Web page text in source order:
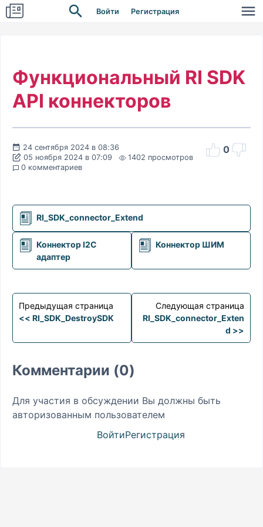
Войти Регистрация
Функциональный RI SDK
API коннекторов
24 сентября 2024 в 08:36
05 ноября 2024 в 07:09
1402 просмотров
0 комментариев
0
RI_SDK_connector_Extend
Коннектор I2C
адаптер
Коннектор ШИМ
Предыдущая страница
<< RI_SDK_DestroySDK
Следующая страница
RI_SDK_connector_Exten
d >>
Комментарии (0)
Для участия в обсуждении Вы должны быть
авторизованным пользователем
ВойтиРегистрация